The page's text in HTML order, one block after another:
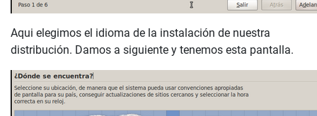
Aqui elegimos el idioma de la instalación de nuestra
distribución. Damos a siguiente y tenemos esta pantalla.